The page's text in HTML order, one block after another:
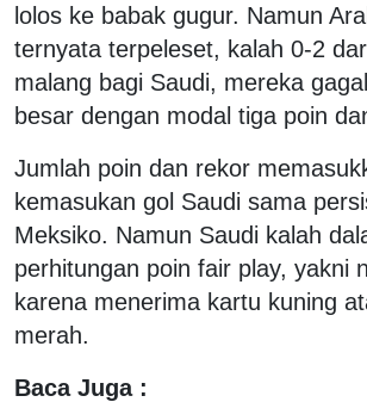
lolos ke babak gugur. Namun
ternyata terpeleset, kalah 0-2
malang bagi Saudi, mereka
besar dengan modal tiga poin
Jumlah poin dan rekor
kemasukan gol Saudi sama
Meksiko. Namun Saudi kalah
perhitungan poin fair play, yakni
karena menerima kartu kuning
merah.
Baca Juga :